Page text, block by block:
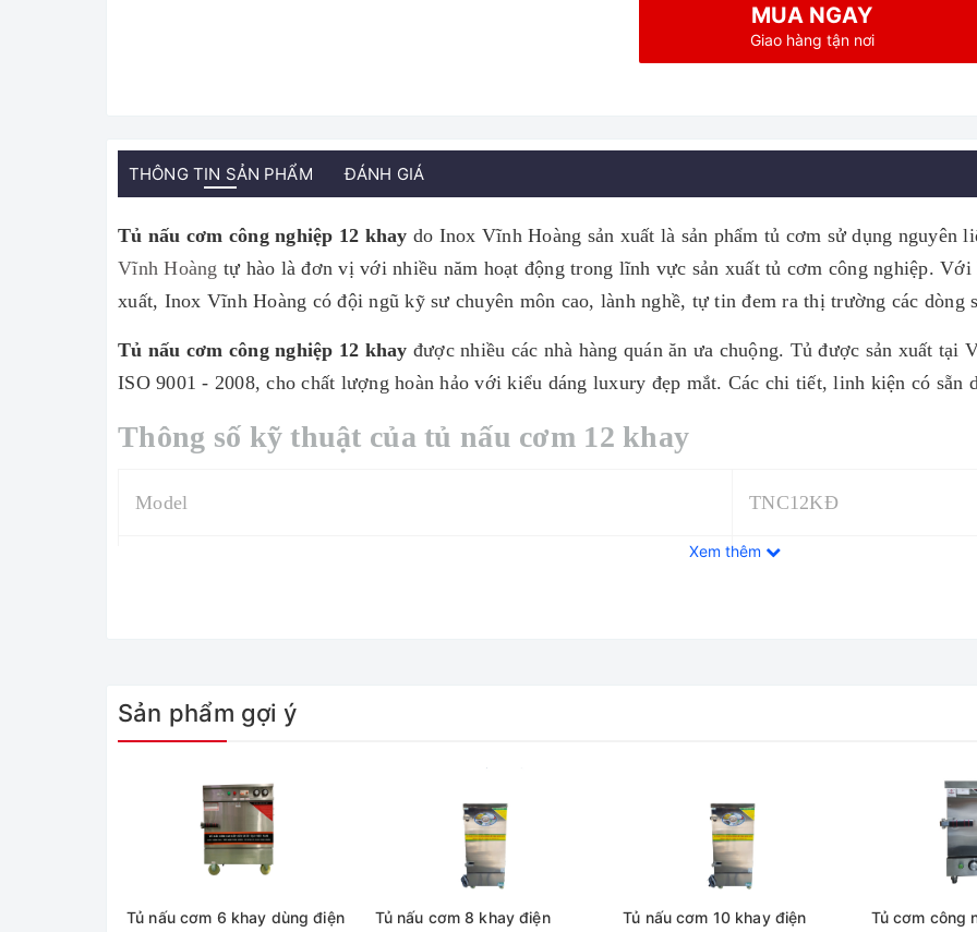
MUA NGAY
Giao hàng tận nơi
THÔNG TIN SẢN PHẨM ĐÁNH GIÁ
Tủ nấu cơm công nghiệp 12 khay do Inox Vĩnh Hoàng sản xuất là sản phẩm tủ cơm sử dụng nguyên
Vĩnh Hoàng tự hào là đơn vị với nhiều năm hoạt động trong lĩnh vực sản xuất tủ cơm công nghiệp. Với
xuất, Inox Vĩnh Hoàng có đội ngũ kỹ sư chuyên môn cao, lành nghề, tự tin đem ra thị trường các dòng
Tủ nấu cơm công nghiệp 12 khay được nhiều các nhà hàng quán ăn ưa chuộng. Tủ được sản xuất tại
ISO 9001 - 2008, cho chất lượng hoàn hảo với kiểu dáng luxury đẹp mắt. Các chi tiết, linh kiện có sẵn
Thông số kỹ thuật của tủ nấu cơm 12 khay
Model TNC12KĐ
Công suất
Kích thước khay 400 x 600 x 50 mm
Xem thêm
Sản phẩm gợi ý
Tủ nấu cơm 6 khay dùng điện Tủ nấu cơm 8 khay điện Tủ nấu cơm 10 khay điện Tủ cơm công